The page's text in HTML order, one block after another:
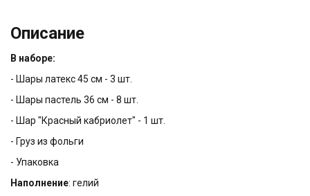
Описание
В наборе:
- Шары латекс 45 см - 3 шт.
- Шары пастель 36 см - 8 шт.
- Шар "Красный кабриолет" - 1 шт.
- Груз из фольги
- Упаковка
Наполнение: гелий